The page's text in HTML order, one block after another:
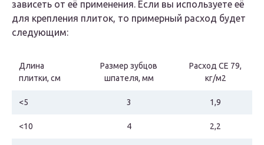
зависеть от её применения. Если вы используете её
для крепления плиток, то примерный расход будет
следующим:
Длина
плитки, см
Размер зубцов
шпателя, мм
Расход СЕ 79,
кг/м2
<5 3 1,9
<10 4 2,2